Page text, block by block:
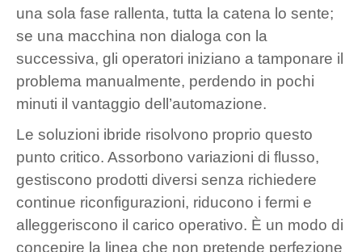
una sola fase rallenta, tutta la catena lo sente;
se una macchina non dialoga con la
successiva, gli operatori iniziano a tamponare il
problema manualmente, perdendo in pochi
minuti il vantaggio dell’automazione.
Le soluzioni ibride risolvono proprio questo
punto critico. Assorbono variazioni di flusso,
gestiscono prodotti diversi senza richiedere
continue riconfigurazioni, riducono i fermi e
alleggeriscono il carico operativo. È un modo di
concepire la linea che non pretende perfezione